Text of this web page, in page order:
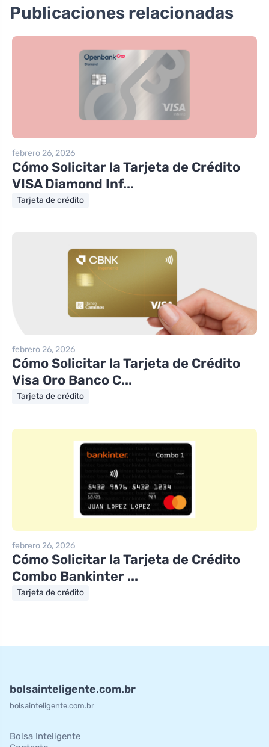
Publicaciones relacionadas
febrero 26, 2026
Cómo Solicitar la Tarjeta de Crédito
VISA Diamond Inf...
Tarjeta de crédito
febrero 26, 2026
Cómo Solicitar la Tarjeta de Crédito
Visa Oro Banco C...
Tarjeta de crédito
febrero 26, 2026
Cómo Solicitar la Tarjeta de Crédito
Combo Bankinter ...
Tarjeta de crédito
bolsainteligente.com.br
bolsainteligente.com.br
Bolsa Inteligente